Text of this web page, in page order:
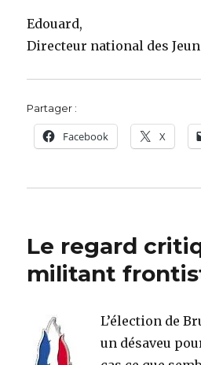
Edouard,
Directeur national des
Partager :
Facebook X
Le regard
militant
L’élection de
un désaveu